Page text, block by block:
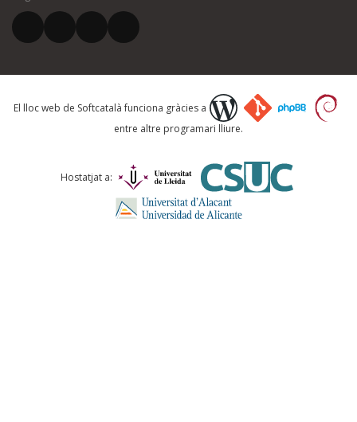
El vostre correu electrònic *
Què proposeu?
Comentari *
El lloc web de Softcatalà funciona gràcies a
entre altre programari lliure.
Hostatjat a: